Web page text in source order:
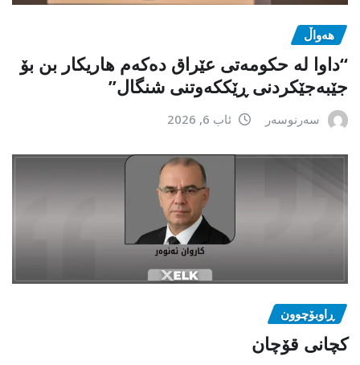
هەواڵ
“داوا لە حكومەتی عێراق دەكەم هاریكار بن بۆ
جێبەجێكردنی ڕێككەوتنی شنگال”
سەرنوسەر ئاب 6, 2026
ڕاوبۆچوون
کچانی قۆچان